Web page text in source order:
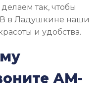
так, чтобы
в Ладушкине наши
и удобства.
АМ-